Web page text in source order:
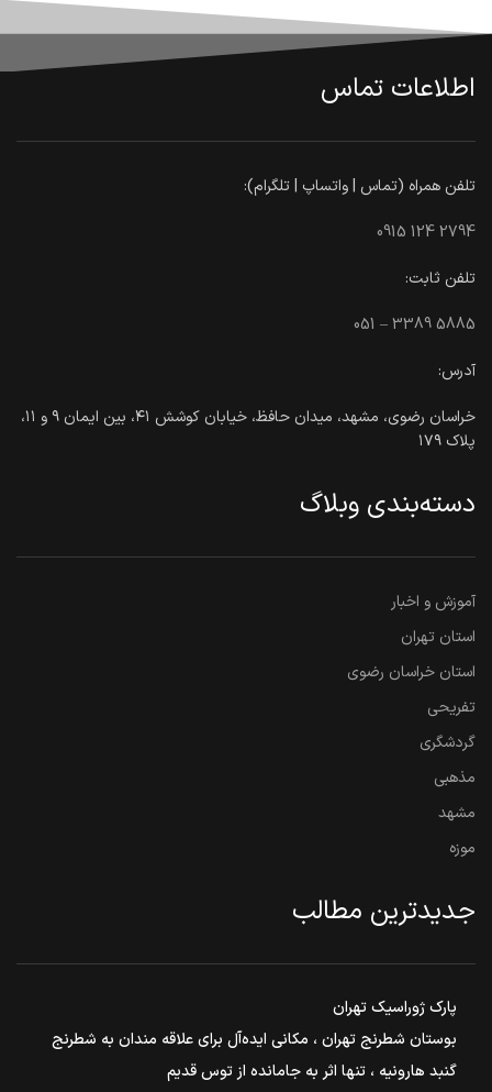
اطلاعات تماس
تلفن همراه (تماس | واتساپ | تلگرام):
0915 124 2794
تلفن ثابت:
051 – 3389 5885
آدرس:
خراسان رضوی، مشهد، میدان حافظ، خیابان کوشش ۴۱، بین ایمان ۹ و ۱۱،
پلاک ۱۷۹
دسته‌بندی وبلاگ
آموزش و اخبار
استان تهران
استان خراسان رضوی
تفریحی
گردشگری
مذهبی
مشهد
موزه
جدیدترین مطالب
پارک ژوراسیک تهران
بوستان شطرنج تهران ، مکانی ایده‌آل برای علاقه مندان به شطرنج
گنبد هارونیه ، تنها اثر به جامانده از توس قدیم